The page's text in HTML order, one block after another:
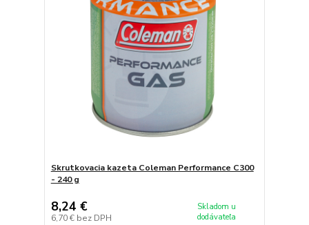
Skrutkovacia kazeta Coleman Performance C300
- 240 g
8,24 €
6,70 € bez DPH
Skladom u
dodávateľa